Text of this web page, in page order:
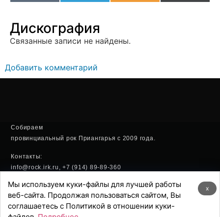
Дискография
Связанные записи не найдены.
Добавить комментарий
Собираем
провинциальный рок Приангарья с 2009 года.
Контакты:
info@rock.irk.ru, +7 (914) 89-89-360
Политика конфиденциальности
Хостинг:
x
Мы используем куки-файлы для лучшей работы
веб-сайта. Продолжая пользоваться сайтом, Вы
соглашаетесь с Политикой в отношении куки-